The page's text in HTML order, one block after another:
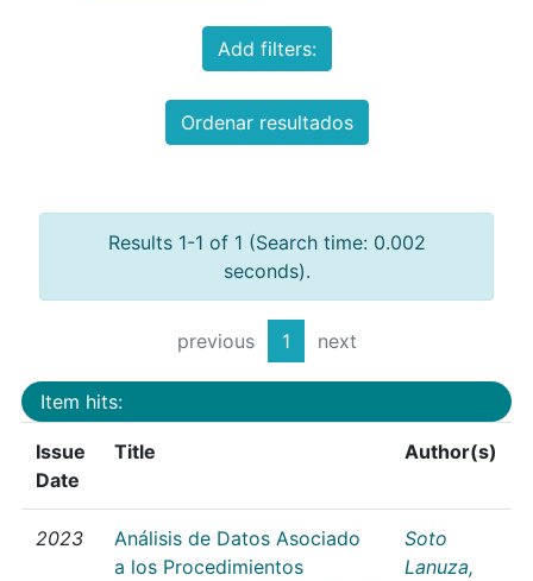
Add filters:
Ordenar resultados
Results 1-1 of 1 (Search time: 0.002
seconds).
previous 1 next
Item hits:
Issue
Date
Title Author(s)
2023
Análisis de Datos Asociado
a los Procedimientos
Soto
Lanuza,